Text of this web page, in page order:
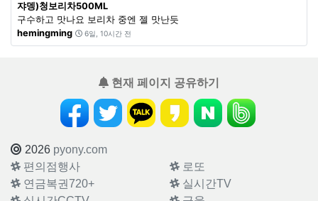
쟈뎅)청보리차500ML
구수하고 맛나요 보리차 중엔 젤 맛난듯
hemingming
6일, 10시간 전
현재 페이지 공유하기
2026 pyony.com
편의점행사
로또
연금복권720+
실시간TV